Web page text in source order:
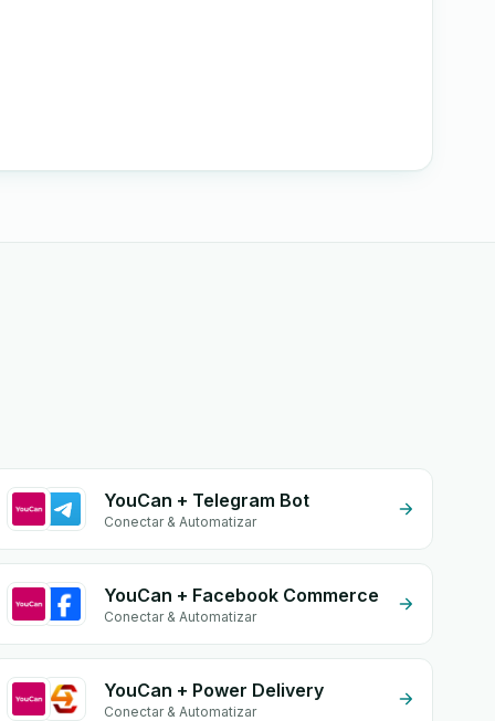
YouCan + Telegram Bot
Conectar & Automatizar
YouCan + Facebook Commerce
Conectar & Automatizar
YouCan + Power Delivery
Conectar & Automatizar